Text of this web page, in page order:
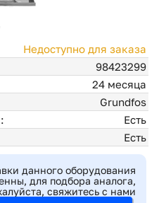
Недоступно для заказа
98423299
24 месяца
Grundfos
Есть
Есть
данного оборудования
для подбора аналога,
свяжитесь с нами